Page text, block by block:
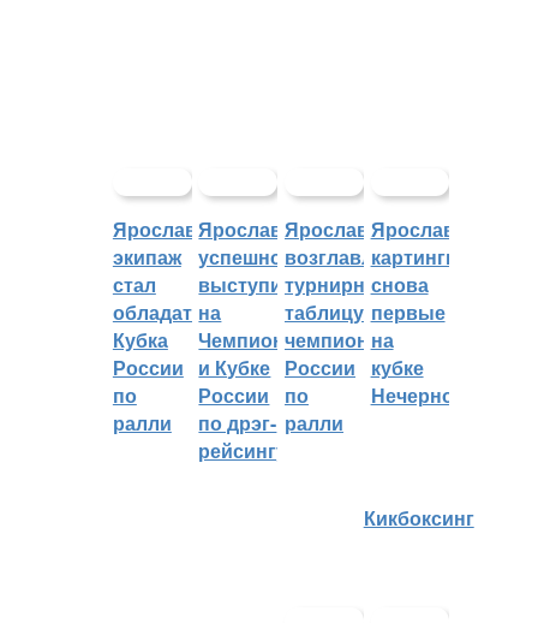
Ярославский
экипаж
стал
обладателем
Кубка
России
по
ралли
Ярославцы
успешно
выступили
на
Чемпионате
и Кубке
России
по дрэг-
рейсингу
Ярославцы
возглавляют
турнирную
таблицу
чемпионата
России
по
ралли
Ярославские
картингисты
снова
первые
на
кубке
Нечерноземья
Кикбоксинг